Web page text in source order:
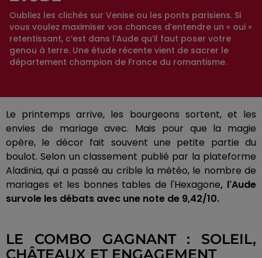
Oubliez les clichés sur Venise ou les ponts parisiens. Si
vous voulez maximiser vos chances d’entendre un « oui »
retentissant, c’est dans l’Aude qu’il faut poser votre
genou à terre. Une étude récente vient de sacrer le
département champion de France du romantisme.
Le printemps arrive, les bourgeons sortent, et les
envies de mariage avec. Mais pour que la magie
opère, le décor fait souvent une petite partie du
boulot. Selon un classement publié par la plateforme
Aladinia, qui a passé au crible la météo, le nombre de
mariages et les bonnes tables de l'Hexagone, l'Aude
survole les débats avec une note de 9,42/10.
LE COMBO GAGNANT : SOLEIL,
CHÂTEAUX ET ENGAGEMENT